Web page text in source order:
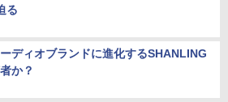
る
ディオブランドに進化するSHANLING
か？